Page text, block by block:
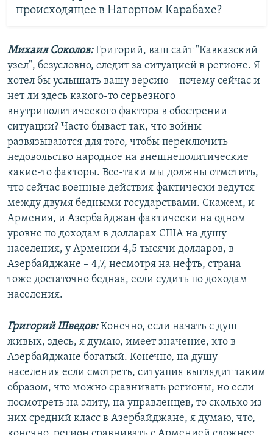
происходящее в Нагорном Карабахе?
Михаил Соколов:Григорий, ваш сайт "Кавказский
узел", безусловно, следит за ситуацией в регионе. Я
хотел бы услышать вашу версию – почему сейчас и
нет ли здесь какого-то серьезного
внутриполитического фактора в обострении
ситуации? Часто бывает так, что войны
развязываются для того, чтобы переключить
недовольство народное на внешнеполитические
какие-то факторы. Все-таки мы должны отметить,
что сейчас военные действия фактически ведутся
между двумя бедными государствами. Скажем, и
Армения, и Азербайджан фактически на одном
уровне по доходам в долларах США на душу
населения, у Армении 4,5 тысячи долларов, в
Азербайджане – 4,7, несмотря на нефть, страна
тоже достаточно бедная, если судить по доходам
населения.
Григорий Шведов:Конечно, если начать с душ
живых, здесь, я думаю, имеет значение, кто в
Азербайджане богатый. Конечно, на душу
населения если смотреть, ситуация выглядит таким
образом, что можно сравнивать регионы, но если
посмотреть на элиту, на управленцев, то сколько из
них средний класс в Азербайджане, я думаю, что,